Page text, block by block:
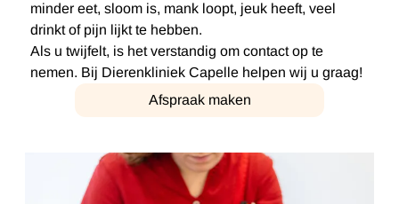
minder eet, sloom is, mank loopt, jeuk heeft, veel
drinkt of pijn lijkt te hebben.
Als u twijfelt, is het verstandig om contact op te
nemen. Bij Dierenkliniek Capelle helpen wij u graag!
Afspraak maken